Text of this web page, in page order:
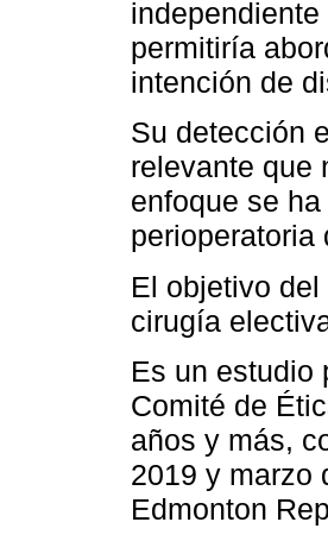
permitiría
intención de
Su detección
relevante que
enfoque se
perioperatoria
El objetivo
cirugía
Es un estudio
Comité de
años y más,
2019 y marzo
Edmonton